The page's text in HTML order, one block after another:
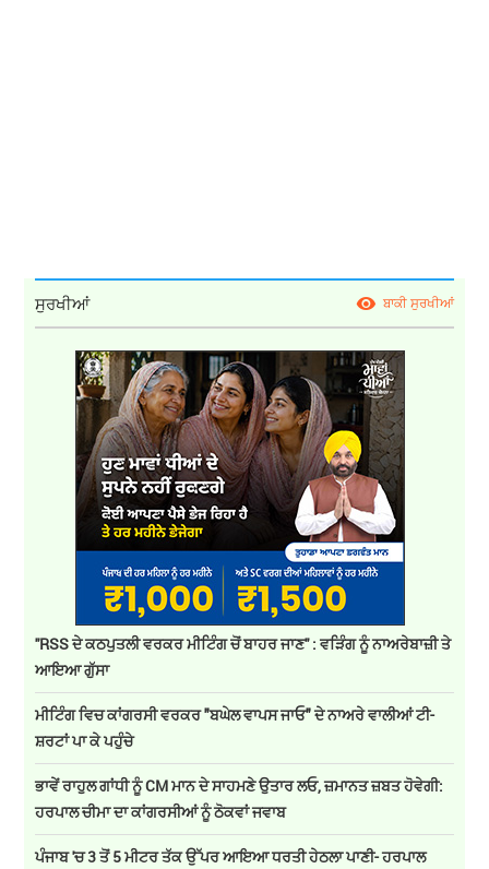
ਸੁਰਖੀਆਂ ਬਾਕੀ ਸੁਰਖੀਆਂ
''RSS ਦੇ ਕਠਪੁਤਲੀ ਵਰਕਰ ਮੀਟਿੰਗ ਚੋਂ ਬਾਹਰ ਜਾਣ'' : ਵੜਿੰਗ ਨੂੰ ਨਾਅਰੇਬਾਜ਼ੀ ਤੇ
ਆਇਆ ਗੁੱਸਾ
ਮੀਟਿੰਗ ਵਿਚ ਕਾਂਗਰਸੀ ਵਰਕਰ "ਬਘੇਲ ਵਾਪਸ ਜਾਓ" ਦੇ ਨਾਅਰੇ ਵਾਲੀਆਂ ਟੀ-
ਸ਼ਰਟਾਂ ਪਾ ਕੇ ਪਹੁੰਚੇ
ਭਾਵੇਂ ਰਾਹੁਲ ਗਾਂਧੀ ਨੂੰ CM ਮਾਨ ਦੇ ਸਾਹਮਣੇ ਉਤਾਰ ਲਓ, ਜ਼ਮਾਨਤ ਜ਼ਬਤ ਹੋਵੇਗੀ:
ਹਰਪਾਲ ਚੀਮਾ ਦਾ ਕਾਂਗਰਸੀਆਂ ਨੂੰ ਠੋਕਵਾਂ ਜਵਾਬ
ਪੰਜਾਬ 'ਚ 3 ਤੋਂ 5 ਮੀਟਰ ਤੱਕ ਉੱਪਰ ਆਇਆ ਧਰਤੀ ਹੇਠਲਾ ਪਾਣੀ- ਹਰਪਾਲ